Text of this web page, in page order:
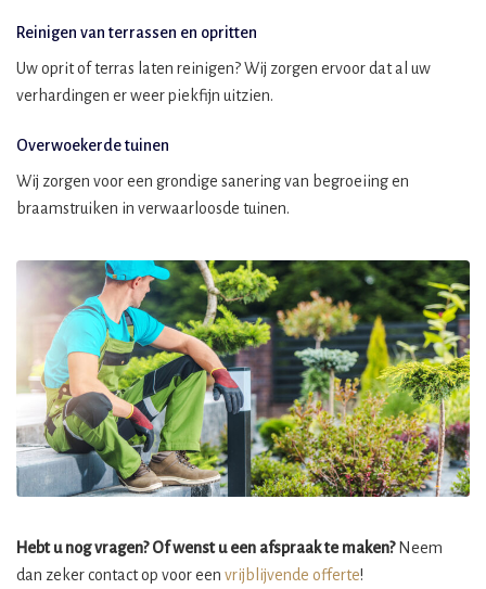
Reinigen van terrassen en opritten
Uw oprit of terras laten reinigen? Wij zorgen ervoor dat al uw
verhardingen er weer piekfijn uitzien.
Overwoekerde tuinen
Wij zorgen voor een grondige sanering van begroeiing en
braamstruiken in verwaarloosde tuinen.
Hebt u nog vragen? Of wenst u een afspraak te maken?Neem
dan zeker contact op voor een vrijblijvende offerte!